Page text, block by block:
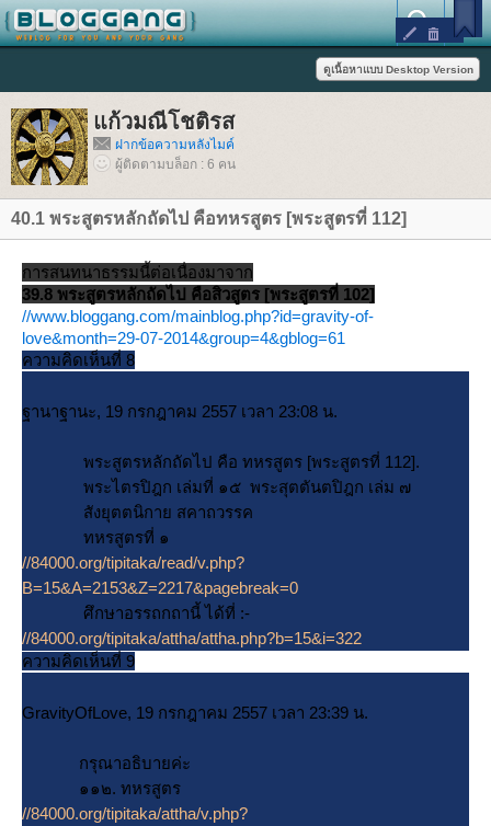
ก้วมณีโชติรส
ฝากข้อความหลังไมค์
ผู้ติดตามบล็อก : 6 คน
40.1 พระสูตรหลักถัดไป คือทหรสูตร [พระสูตรที่ 112]
การสนทนาธรรมนี้ต่อเนื่องมาจาก
39.8 พระสูตรหลักถัดไป คือสิวสูตร [พระสูตรที่ 102]
//www.bloggang.com/mainblog.php?id=gravity-of-
love&month=29-07-2014&group=4&gblog=61
ความคิดเห็นที่ 8
ฐานาฐานะ, 19 กรกฎาคม 2557 เวลา 23:08 น.
พระสูตรหลักถัดไป คือ ทหรสูตร [พระสูตรที่ 112].
พระไตรปิฎก เล่มที่ ๑๕ พระสุตตันตปิฎก เล่ม ๗
สังยุตตนิกาย สคาถวรรค
ทหรสูตรที่ ๑
//84000.org/tipitaka/read/v.php?
B=15&A=2153&Z=2217&pagebreak=0
ศึกษาอรรถกถานี้ ได้ที่ :-
//84000.org/tipitaka/attha/attha.php?b=15&i=322
ความคิดเห็นที่ 9
GravityOfLove, 19 กรกฎาคม 2557 เวลา 23:39 น.
กรุณาอธิบายค่ะ
๑๑๒. ทหรสูตร
//84000.org/tipitaka/attha/v.php?